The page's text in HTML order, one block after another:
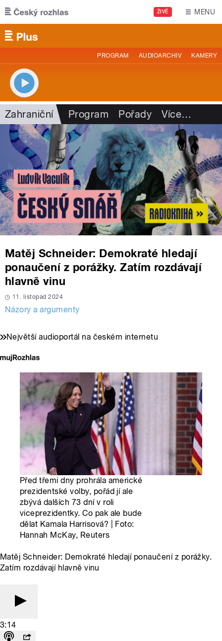
Přejít k hlavnímu obsahu
ŽIVĚ MENU
PROGRAM AUDIOARCHIV KAMERY
Zahraniční Program Pořady Více…
Matěj Schneider: Demokraté hledají
ponaučení z porážky. Zatím rozdávají
hlavně vinu
11. listopad 2024
Názory a argumenty
Největší audioportál na českém internetu
Před třemi dny prohrála americké
prezidentské volby, pořád jí ale
zbývá dalších 73 dní v roli
viceprezidentky. Co pak ale bude
dělat Kamala Harrisová? | Foto:
Hannah McKay, Reuters
Matěj Schneider: Demokraté hledají ponaučení z porážky.
Zatím rozdávají hlavně vinu
3:14